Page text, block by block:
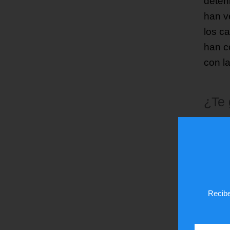
han
los
han
con
¿Te